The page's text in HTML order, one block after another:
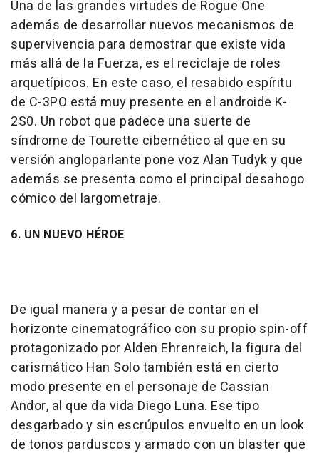
Una de las grandes virtudes de Rogue One
además de desarrollar nuevos mecanismos de
supervivencia para demostrar que existe vida
más allá de la Fuerza, es el reciclaje de roles
arquetípicos. En este caso, el resabido espíritu
de C-3PO está muy presente en el androide K-
2S0. Un robot que padece una suerte de
síndrome de Tourette cibernético al que en su
versión angloparlante pone voz Alan Tudyk y que
además se presenta como el principal desahogo
cómico del largometraje.
6. UN NUEVO HÉROE
De igual manera y a pesar de contar en el
horizonte cinematográfico con su propio spin-off
protagonizado por Alden Ehrenreich, la figura del
carismático Han Solo también está en cierto
modo presente en el personaje de Cassian
Andor, al que da vida Diego Luna. Ese tipo
desgarbado y sin escrúpulos envuelto en un look
de tonos parduscos y armado con un blaster que